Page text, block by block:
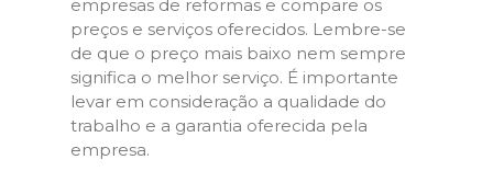
empresas de reformas e compare os
preços e serviços oferecidos. Lembre-se
de que o preço mais baixo nem sempre
significa o melhor serviço. É importante
levar em consideração a qualidade do
trabalho e a garantia oferecida pela
empresa.